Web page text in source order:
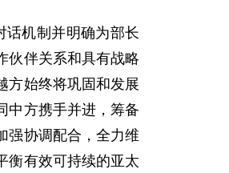
话机制并明确为部长
伙伴关系和具有战略
方始终将巩固和发展
中方携手并进，筹备
强协调配合，全力维
衡有效可持续的亚太